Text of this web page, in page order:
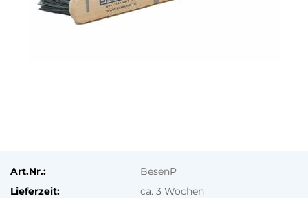
Art.Nr.:
BesenP
Lieferzeit:
ca. 3 Wochen